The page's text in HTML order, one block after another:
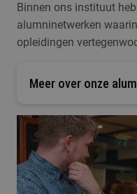
Binnen ons instituut
alumninetwerken
opleidingen
Meer over onze